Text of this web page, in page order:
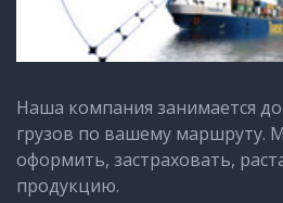
Наша компания занимается
грузов по вашему
оформить, застраховать,
продукцию.